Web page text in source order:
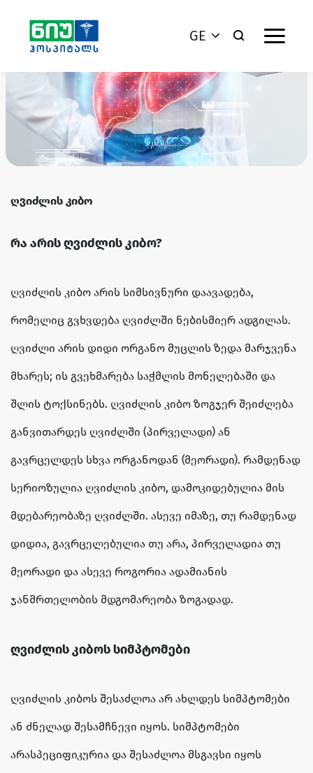
GE
ღვიძლის კიბო
რა არის ღვიძლის კიბო?
ღვიძლის კიბო არის სიმსივნური დაავადება,
რომელიც გვხვდება ღვიძლში ნებისმიერ ადგილას.
ღვიძლი არის დიდი ორგანო მუცლის ზედა მარჯვენა
მხარეს; ის გვეხმარება საჭმლის მონელებაში და
შლის ტოქსინებს. ღვიძლის კიბო ზოგჯერ შეიძლება
განვითარდეს ღვიძლში (პირველადი) ან
გავრცელდეს სხვა ორგანოდან (მეორადი). რამდენად
სერიოზულია ღვიძლის კიბო, დამოკიდებულია მის
მდებარეობაზე ღვიძლში. ასევე იმაზე, თუ რამდენად
დიდია, გავრცელებულია თუ არა, პირველადია თუ
მეორადი და ასევე როგორია ადამიანის
ჯანმრთელობის მდგომარეობა ზოგადად.
ღვიძლის კიბოს სიმპტომები
ღვიძლის კიბოს შესაძლოა არ ახლდეს სიმპტომები
ან ძნელად შესამჩნევი იყოს. სიმპტომები
არასპეციფიკურია და შესაძლოა მსგავსი იყოს